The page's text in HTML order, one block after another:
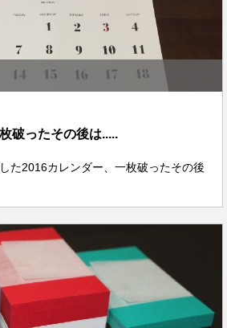
破ったその後は.....
た2016カレンダー、一枚破ったその後